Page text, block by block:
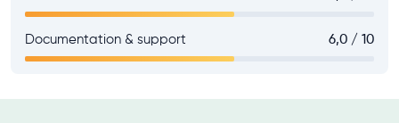
Documentation & support 6,0 / 10